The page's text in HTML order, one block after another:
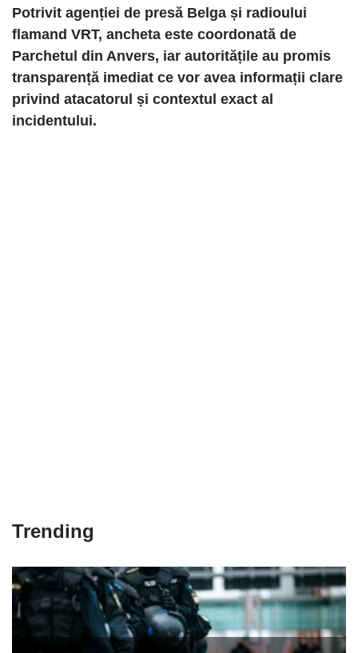
Potrivit agenției de presă Belga și radioului
flamand VRT, ancheta este coordonată de
Parchetul din Anvers, iar autoritățile au promis
transparență imediat ce vor avea informații clare
privind atacatorul și contextul exact al
incidentului.
Trending